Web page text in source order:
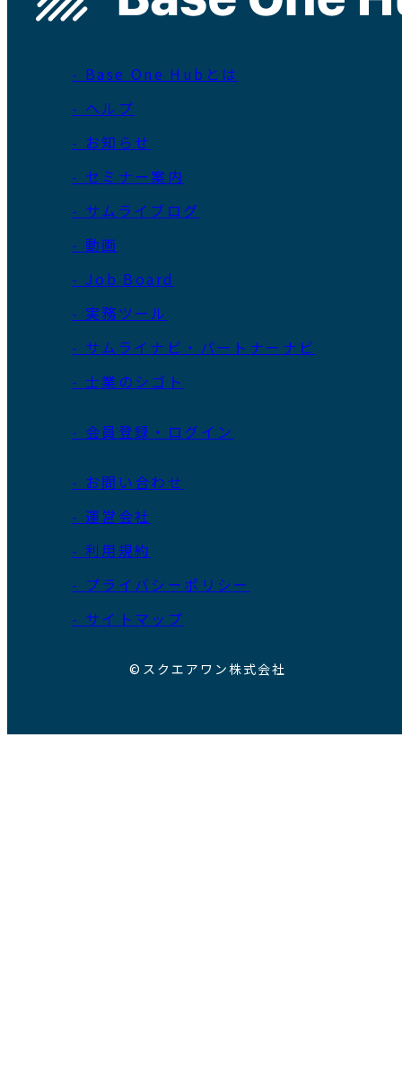
- Base One Hubとは
- ヘルプ
- お知らせ
- セミナー案内
- サムライブログ
- 動画
- Job Board
- 実務ツール
- サムライナビ・パートナーナビ
- 士業のシゴト
- 会員登録・ログイン
- お問い合わせ
- 運営会社
- 利用規約
- プライバシーポリシー
- サイトマップ
©スクエアワン株式会社